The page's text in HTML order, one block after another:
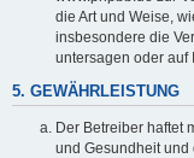
die Art und Weise,
insbesondere die
untersagen oder auf
5. GEWÄHRLEISTUNG
Der Betreiber haftet
und Gesundheit und